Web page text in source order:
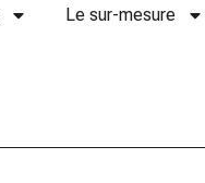
Le sur-mesure